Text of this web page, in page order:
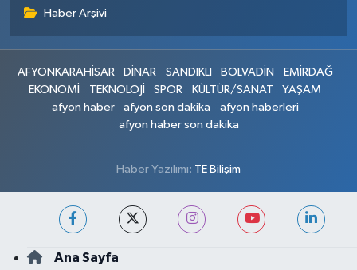
Haber Arşivi
AFYONKARAHİSAR DİNAR SANDIKLI BOLVADİN
EMİRDAĞ
EKONOMİ
TEKNOLOJİ SPOR KÜLTÜR/SANAT
YAŞAM
afyon haber
afyon son dakika
afyon haberleri
afyon haber son dakika
Haber Yazılımı: TE Bilişim
Ana Sayfa